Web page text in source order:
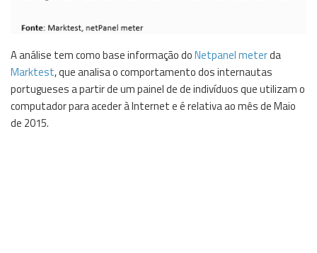
A análise tem como base informação doNetpanelmeterda
Marktest, que analisa o comportamento dos internautas
portugueses a partir de um painel de de indivíduos que utilizam o
computador para aceder à Internet e é relativa ao mês de Maio
de 2015.